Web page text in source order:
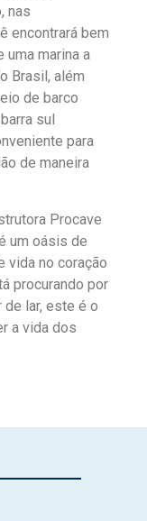
nas
encontrará bem
uma marina a
Brasil, além
de barco
sul
para
de maneira
Procave
um oásis de
vida no coração
procurando por
de lar, este é o
a vida dos